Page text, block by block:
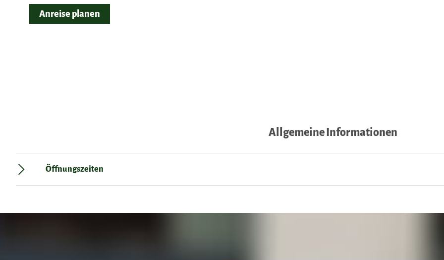
Anreise planen
Allgemeine Informationen
Öffnungszeiten